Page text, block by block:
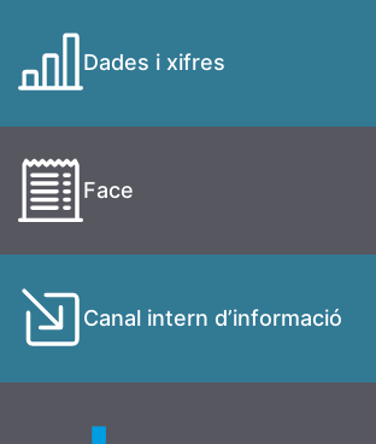
Dades i xifres
Face
Canal intern d’informació